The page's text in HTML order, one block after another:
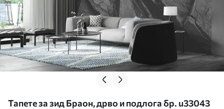
Тапете за зид Браон, дрво и подлога бр. u33043